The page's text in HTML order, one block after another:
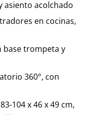
asiento acolchado
en cocinas,
base trompeta y
360°, con
104 x 46 x 49 cm,